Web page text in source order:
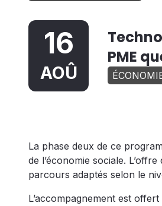
16
AOÛ
PME
La phase deux de ce
de l’économie sociale.
parcours adaptés selon le
L’accompagnement est